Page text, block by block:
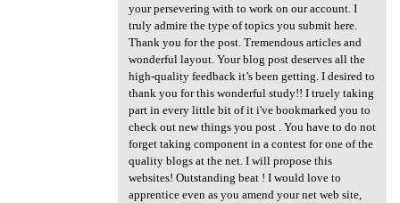
your persevering with to work on our account. I
truly admire the type of topics you submit here.
Thank you for the post. Tremendous articles and
wonderful layout. Your blog post deserves all the
high-quality feedback it’s been getting. I desired to
thank you for this wonderful study!! I truely taking
part in every little bit of it i've bookmarked you to
check out new things you post . You have to do not
forget taking component in a contest for one of the
quality blogs at the net. I will propose this
websites! Outstanding beat ! I would love to
apprentice even as you amend your net web site,